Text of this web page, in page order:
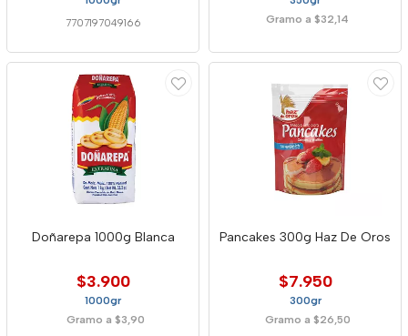
7707197049166
Gramo a $32,14
Doñarepa 1000g Blanca
$3.900
1000gr
Gramo a $3,90
Pancakes 300g Haz De Oros
$7.950
300gr
Gramo a $26,50